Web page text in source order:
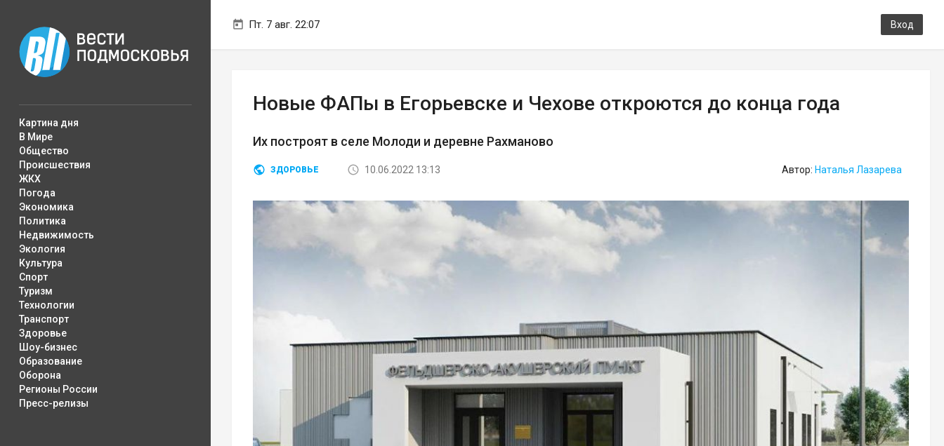
Пт. 7 авг. 22:07 Вход
Картина дня
В Мире
Общество
Происшествия
ЖКХ
Погода
Экономика
Политика
Недвижимость
Экология
Культура
Спорт
Туризм
Технологии
Транспорт
Здоровье
Шоу-бизнес
Образование
Оборона
Регионы России
Пресс-релизы
Новые ФАПы в Егорьевске и Чехове откроются до конца года
Их построят в селе Молоди и деревне Рахманово
ЗДОРОВЬЕ 10.06.2022 13:13 Автор: Наталья Лазарева